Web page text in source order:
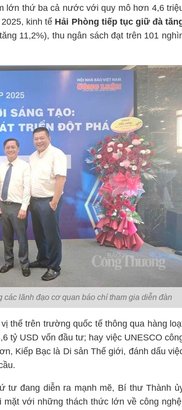
lớn thứ ba cả nước với quy mô hơn 4,6
kinh tế Hải Phòng tiếp tục giữ đà
11,2%), thu ngân sách đạt trên 101
lãnh đạo cơ quan báo chí tham gia diễn đàn
thế trên trường quốc tế thông qua hàng
tỷ USD vốn đầu tư; hay việc UNESCO
Kiếp Bạc là Di sản Thế giới, đánh dấu
tư đang diễn ra mạnh mẽ, Bí thư Thành
mặt với những thách thức lớn về công